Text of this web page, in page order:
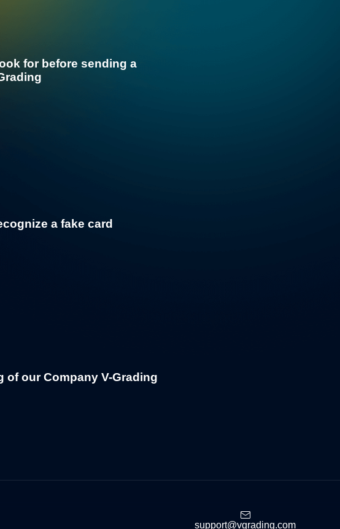
for before sending a
a fake card
of our Company V-Grading
support@vgrading.com